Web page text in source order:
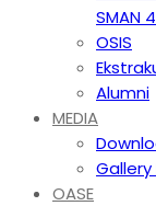
SMAN
OSIS
Alumni
MEDIA
OASE